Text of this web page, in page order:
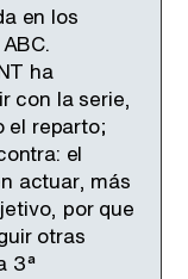
en los
ha
con la serie,
el reparto;
el
actuar, más
por que
otras
3ª